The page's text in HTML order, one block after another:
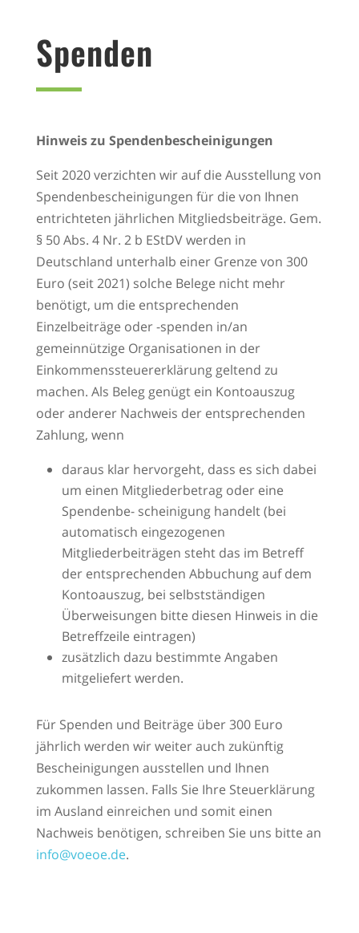
Spenden
Hinweis zu Spendenbescheinigungen
Seit 2020 verzichten wir auf die Ausstellung von
Spendenbescheinigungen für die von Ihnen
entrichteten jährlichen Mitgliedsbeiträge. Gem.
§ 50 Abs. 4 Nr. 2 b EStDV werden in
Deutschland unterhalb einer Grenze von 300
Euro (seit 2021) solche Belege nicht mehr
benötigt, um die entsprechenden
Einzelbeiträge oder -spenden in/an
gemeinnützige Organisationen in der
Einkommenssteuererklärung geltend zu
machen. Als Beleg genügt ein Kontoauszug
oder anderer Nachweis der entsprechenden
Zahlung, wenn
daraus klar hervorgeht, dass es sich dabei
um einen Mitgliederbetrag oder eine
Spendenbe- scheinigung handelt (bei
automatisch eingezogenen
Mitgliederbeiträgen steht das im Betreff
der entsprechenden Abbuchung auf dem
Kontoauszug, bei selbstständigen
Überweisungen bitte diesen Hinweis in die
Betreffzeile eintragen)
zusätzlich dazu bestimmte Angaben
mitgeliefert werden.
Für Spenden und Beiträge über 300 Euro
jährlich werden wir weiter auch zukünftig
Bescheinigungen ausstellen und Ihnen
zukommen lassen. Falls Sie Ihre Steuerklärung
im Ausland einreichen und somit einen
Nachweis benötigen, schreiben Sie uns bitte an
info@voeoe.de.